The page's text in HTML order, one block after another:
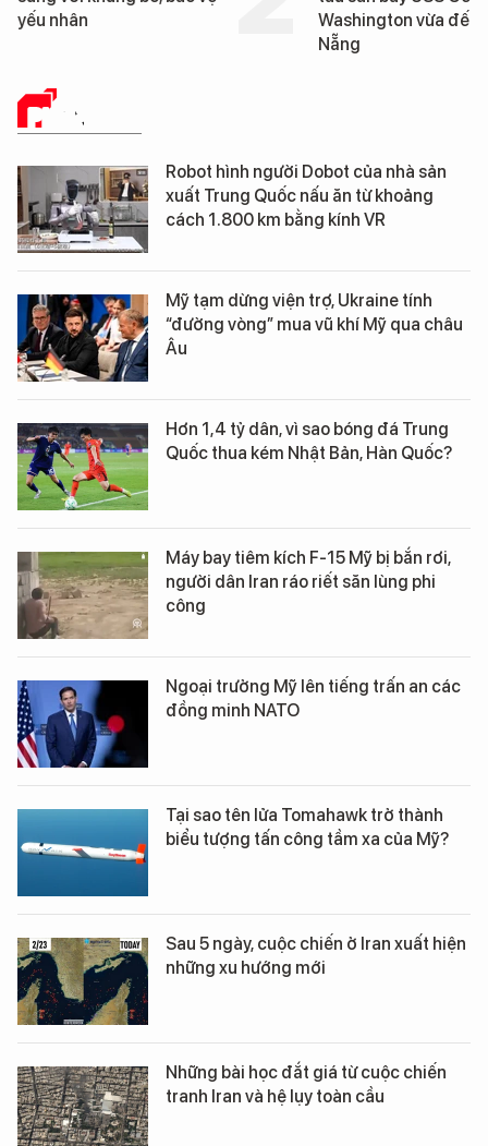
yếu nhân
Washington vừa đến
Nẵng
PHÂN TÍCH
Robot hình người Dobot của nhà sản
xuất Trung Quốc nấu ăn từ khoảng
cách 1.800 km bằng kính VR
Mỹ tạm dừng viện trợ, Ukraine tính
“đường vòng” mua vũ khí Mỹ qua châu
Âu
Hơn 1,4 tỷ dân, vì sao bóng đá Trung
Quốc thua kém Nhật Bản, Hàn Quốc?
Máy bay tiêm kích F-15 Mỹ bị bắn rơi,
người dân Iran ráo riết săn lùng phi
công
Ngoại trưởng Mỹ lên tiếng trấn an các
đồng minh NATO
Tại sao tên lửa Tomahawk trở thành
biểu tượng tấn công tầm xa của Mỹ?
Sau 5 ngày, cuộc chiến ở Iran xuất hiện
những xu hướng mới
Những bài học đắt giá từ cuộc chiến
tranh Iran và hệ lụy toàn cầu